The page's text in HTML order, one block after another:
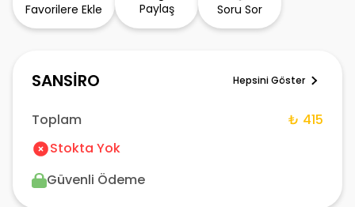
Favorilere Ekle Paylaş Soru Sor
SANSİRO Hepsini Göster
Toplam
₺ 415
Stokta Yok
Güvenli Ödeme